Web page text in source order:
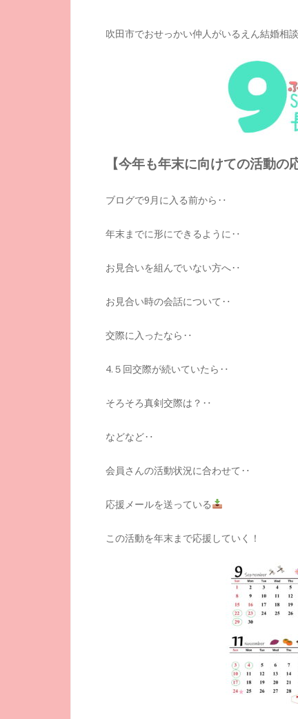
吹田市でおせっかい仲人がいるえん結婚相
【今年も年末に向けての活動の
ブログで9月に入る前から‥
年末までに形にできるように‥
お見合いを組んでいない方へ‥
お見合い時の会話について‥
交際に入ったなら‥
4.５回交際が続いていたら‥
そろそろ真剣交際は？‥
などなど‥
会員さんの活動状況に合わせて‥
応援メールを送っている
この活動を年末まで応援していく！